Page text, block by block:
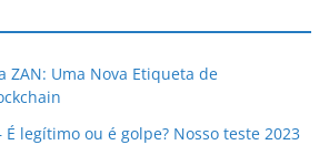
ZAN: Uma Nova Etiqueta de
legítimo ou é golpe? Nosso teste 2023